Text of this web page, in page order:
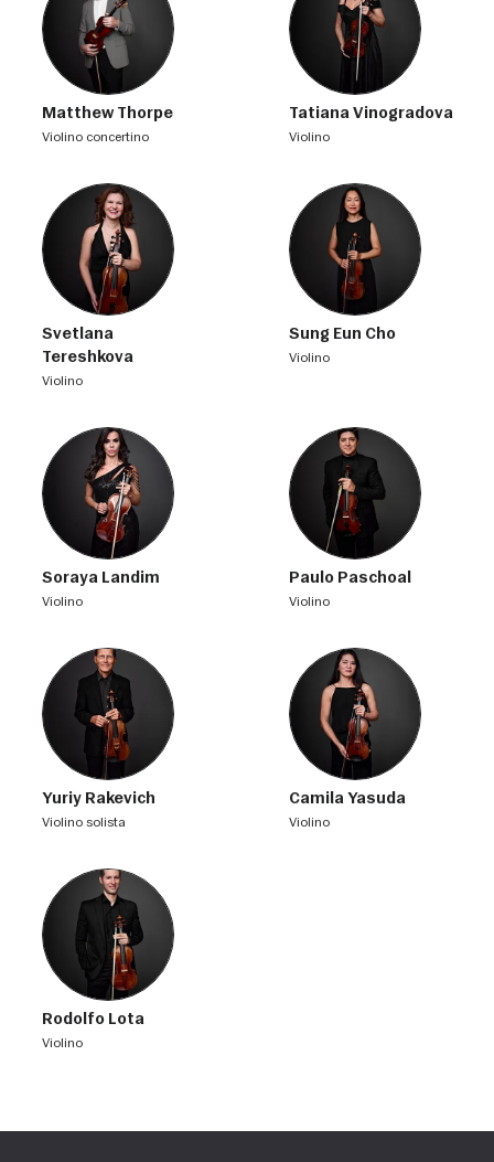
Matthew Thorpe
violino concertino
Tatiana Vinogradova
violino
Svetlana
Tereshkova
violino
Sung Eun Cho
violino
Soraya Landim
violino
Paulo Paschoal
violino
Yuriy Rakevich
violino solista
Camila Yasuda
violino
Rodolfo Lota
violino